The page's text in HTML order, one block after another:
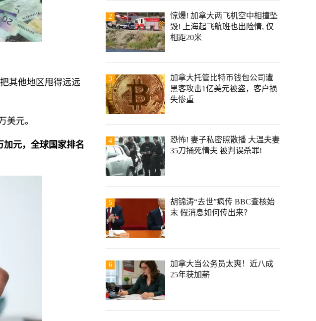
其他地区甩得远远
元。
元，全球国家排名
2
惊爆! 加拿大两飞机空中相撞坠
毁! 上海起飞航班也出险情, 仅
相距20米
3
加拿大托管比特币钱包公司遭
黑客攻击1亿美元被盗，客户损
失惨重
4
恐怖! 妻子私密照散播 大温夫妻
35刀捅死情夫 被判误杀罪!
5
胡锦涛“去世”疯传 BBC查核始
末 假消息如何传出来？
6
加拿大当公务员太爽！近八成
25年获加薪